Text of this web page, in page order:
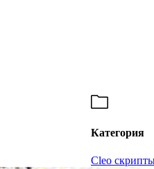
Категория
Cleo